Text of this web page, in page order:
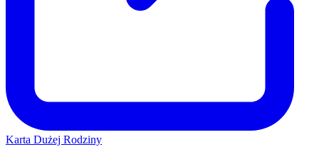
Karta Dużej Rodziny